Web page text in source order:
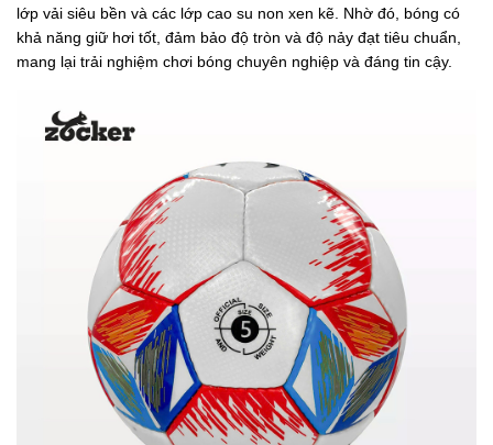
lớp vải siêu bền và các lớp cao su non xen kẽ. Nhờ đó, bóng có
khả năng giữ hơi tốt, đảm bảo độ tròn và độ nảy đạt tiêu chuẩn,
mang lại trải nghiệm chơi bóng chuyên nghiệp và đáng tin cậy.